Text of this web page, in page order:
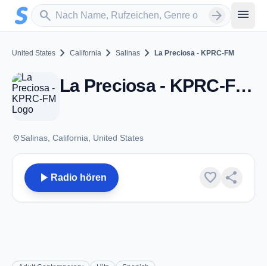
Zum Hauptinhalt springen
search
Sender suchen arrow_forward menu
United States chevron_right California chevron_right Salinas chevron_right La Preciosa - KPRC-FM
La Preciosa - KPRC-FM - FM 100.7 - Salinas, CA
placeSalinas, California, United States
play_arrow Radio hören favorite share